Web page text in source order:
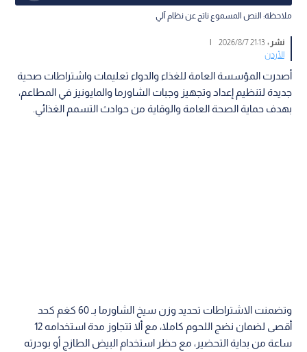
ملاحظة: النص المسموع ناتج عن نظام آلي
نشر :21:13 2026/8/7
|
الأردن
أصدرت المؤسسة العامة للغذاء والدواء تعليمات واشتراطات صحية
جديدة لتنظيم إعداد وتجهيز وجبات الشاورما والمايونيز في المطاعم،
بهدف حماية الصحة العامة والوقاية من حوادث التسمم الغذائي.
وتضمنت الاشتراطات تحديد وزن سيخ الشاورما بـ 60 كغم كحد
أقصى لضمان نضج اللحوم كاملا، مع ألا تتجاوز مدة استخدامه 12
ساعة من بداية التحضير، مع حظر استخدام البيض الطازج أو بودرته